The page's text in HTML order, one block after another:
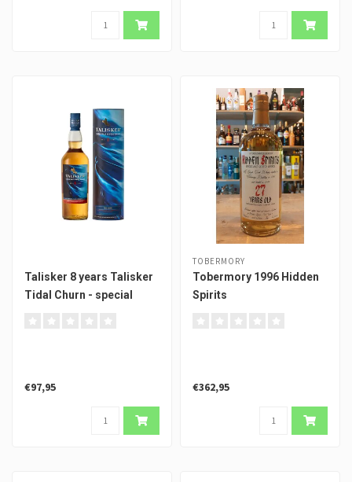
Talisker 8 years Talisker
Tidal Churn - special
€97,95
TOBERMORY
Tobermory 1996 Hidden
Spirits
€362,95